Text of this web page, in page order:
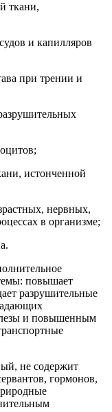
ткани,
и капилляров
при трении и
истонченной
нервных,
в организме;
повышает
разрушительные
и повышенным
, не содержит
гормонов,